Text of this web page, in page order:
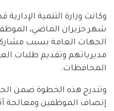
وكانت وزارة التنمية
شهر حزيران الماضي،
الجهات العامة بسبب
مديرياتهم وتقديم طلبات
المحافظات.
وتندرج هذه الخطوة ضمن
إنصاف الموظفين ومعالجة